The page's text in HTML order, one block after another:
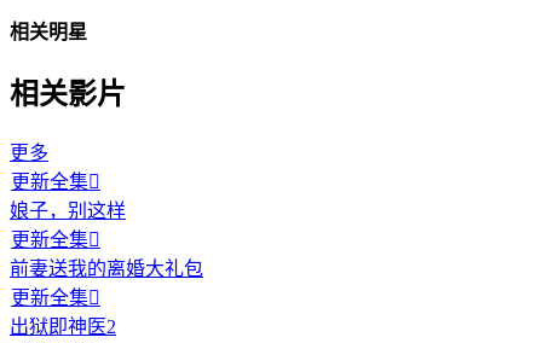
相关明星
相关影片
更多
更新全集
娘子，别这样
更新全集
前妻送我的离婚大礼包
更新全集
出狱即神医2